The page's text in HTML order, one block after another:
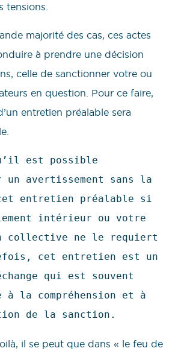
tensions.
majorité des cas, ces actes
à prendre une décision
celle de sanctionner votre ou
en question. Pour ce faire,
entretien préalable sera
est possible
un avertissement sans la
entretien préalable si
intérieur ou votre
collective ne le requiert
cet entretien est un
qui est souvent
à la compréhension et à
de la sanction.
il se peut que dans « le feu de